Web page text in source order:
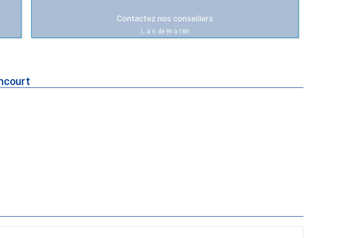
Contactez nos conseillers
L. à V. de 9h à 18h